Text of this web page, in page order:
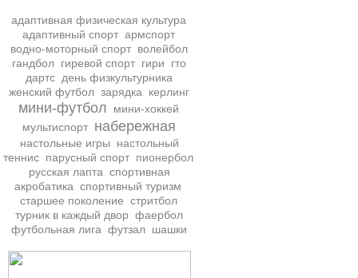
адаптивная физическая культура
адаптивный спорт армспорт
водно-моторный спорт волейбол
гандбол гиревой спорт гири
гто
дартс день физкультурника
женский футбол зарядка керлинг
мини-футбол
мини-хоккей
мультиспорт набережная
настольные игры
настольный
теннис парусный спорт пионербол
русская лапта спортивная
акробатика спортивный туризм
старшее поколение стритбол
турник в каждый двор фаербол
футбольная лига футзал шашки